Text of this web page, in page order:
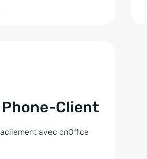
Client
avec onOffice